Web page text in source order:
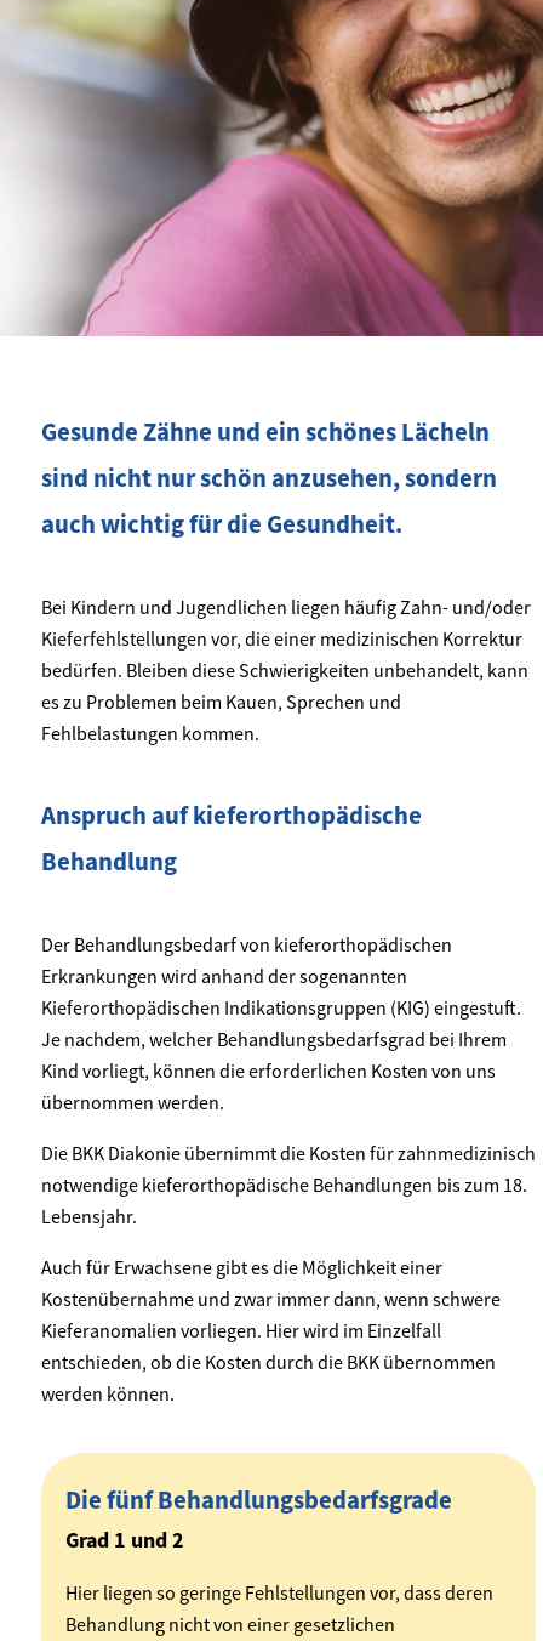
Gesunde Zähne und ein schönes Lächeln
sind nicht nur schön anzusehen, sondern
auch wichtig für die Gesundheit.
Bei Kindern und Jugendlichen liegen häufig Zahn- und/oder
Kieferfehlstellungen vor, die einer medizinischen Korrektur
bedürfen. Bleiben diese Schwierigkeiten unbehandelt, kann
es zu Problemen beim Kauen, Sprechen und
Fehlbelastungen kommen.
Anspruch auf kieferorthopädische
Behandlung
Der Behandlungsbedarf von kieferorthopädischen
Erkrankungen wird anhand der sogenannten
Kieferorthopädischen Indikationsgruppen (KIG) eingestuft.
Je nachdem, welcher Behandlungsbedarfsgrad bei Ihrem
Kind vorliegt, können die erforderlichen Kosten von uns
übernommen werden.
Die BKK Diakonie übernimmt die Kosten für zahnmedizinisch
notwendige kieferorthopädische Behandlungen bis zum 18.
Lebensjahr.
Auch für Erwachsene gibt es die Möglichkeit einer
Kostenübernahme und zwar immer dann, wenn schwere
Kieferanomalien vorliegen. Hier wird im Einzelfall
entschieden, ob die Kosten durch die BKK übernommen
werden können.
Die fünf Behandlungsbedarfsgrade
Grad 1 und 2
Hier liegen so geringe Fehlstellungen vor, dass deren
Behandlung nicht von einer gesetzlichen